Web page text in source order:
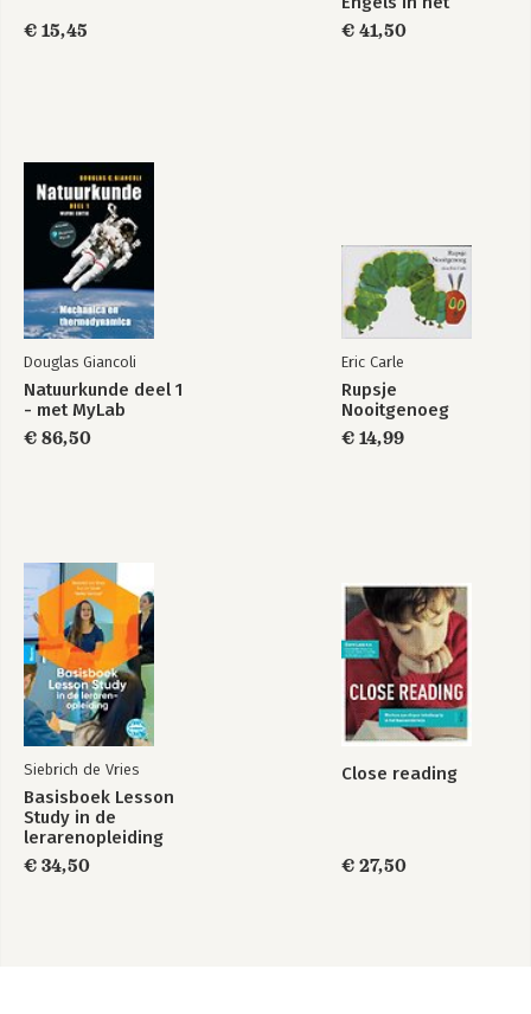
Bekijk alle boeken
€ 15,45
basisonderwijs
€ 41,50
Douglas Giancoli
Natuurkunde deel 1
- met MyLab
€ 86,50
Eric Carle
Rupsje
Nooitgenoeg
€ 14,99
Siebrich de Vries
Basisboek Lesson
Study in de
lerarenopleiding
€ 34,50
Close reading
€ 27,50